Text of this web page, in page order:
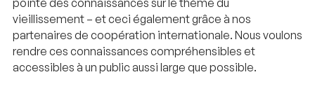
vieillissement – et ceci également grâce à nos
partenaires de coopération internationale. Nous voulons
rendre ces connaissances compréhensibles et
accessibles à un public aussi large que possible.